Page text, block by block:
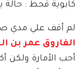
كابوية قحط : حالة
لم أقف علي مدي
الفاروق عمر بن